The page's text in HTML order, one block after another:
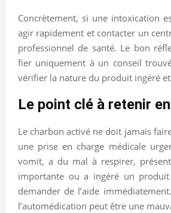
Concrètement, si une intoxication
agir rapidement et contacter un
professionnel de santé. Le bon
fier uniquement à un conseil
vérifier la nature du produit ingéré
Le point clé à retenir
Le charbon activé ne doit jamais
une prise en charge médicale
vomit, a du mal à respirer,
importante ou a ingéré un
demander de l’aide
l’automédication peut être une